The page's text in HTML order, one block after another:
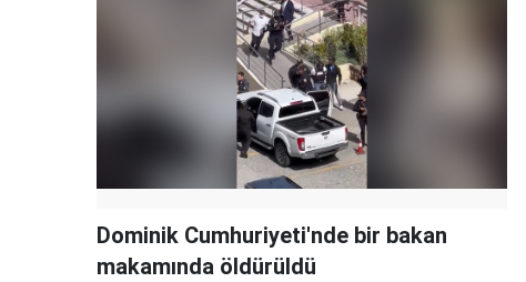
Dominik Cumhuriyeti'nde bir bakan
makamında öldürüldü